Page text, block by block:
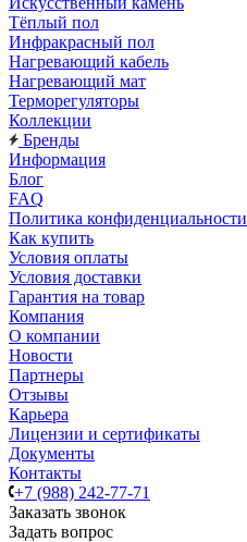
Тёплый пол
Инфракрасный пол
Нагревающий кабель
Нагревающий мат
Терморегуляторы
Коллекции
Бренды
Информация
Блог
FAQ
Политика конфиденциальности
Как купить
Условия оплаты
Условия доставки
Гарантия на товар
Компания
О компании
Новости
Партнеры
Отзывы
Карьера
Лицензии и сертификаты
Документы
Контакты
+7 (988) 242-77-71
Заказать звонок
Задать вопрос